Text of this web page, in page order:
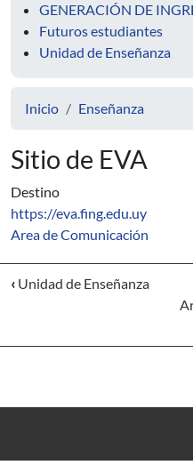
GENERACIÓN DE
Futuros estudiantes
Unidad de Enseñanza
Inicio Enseñanza
Sitio de EVA
Destino
https://eva.fing.edu.uy
Area de Comunicación
‹ Unidad de Enseñanza